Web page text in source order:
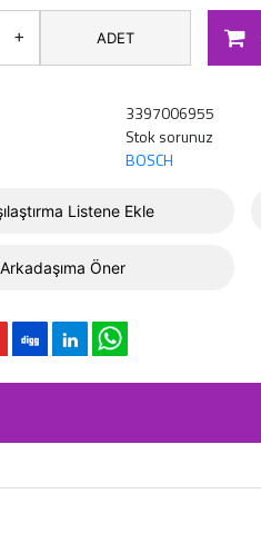
+ ADET
3397006955
Stok sorunuz
BOSCH
Listene Ekle
Arkadaşıma Öner